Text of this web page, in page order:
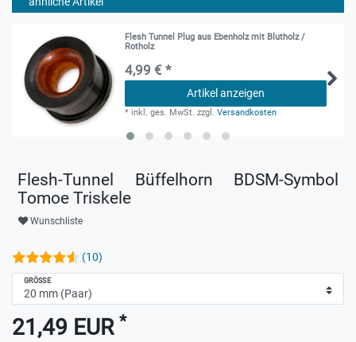
Flesh Tunnel Plug aus Ebenholz mit Blutholz /
Rotholz
4,99 € *
Artikel anzeigen
* inkl. ges. MwSt. zzgl.Versandkosten
Flesh-Tunnel Büffelhorn BDSM-Symbol
Tomoe Triskele
Wunschliste
(10)
GRÖSSE
21,49 EUR *